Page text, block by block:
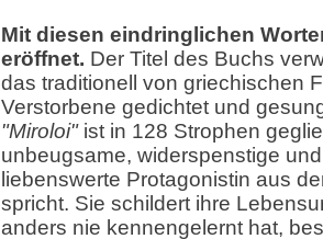
Mit diesen eindringlichen
eröffnet. Der Titel des Buchs
das traditionell von griechischen
Verstorbene gedichtet und
"Miroloi"ist in 128 Strophen
unbeugsame, widerspenstige
liebenswerte Protagonistin aus
spricht. Sie schildert ihre
anders nie kennengelernt hat,